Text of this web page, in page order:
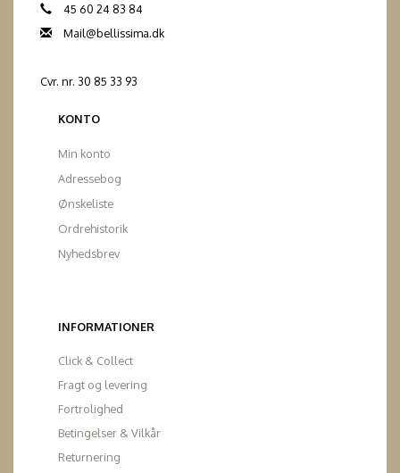
45 60 24 83 84
Mail@bellissima.dk
Cvr. nr. 30 85 33 93
KONTO
Min konto
Adressebog
Ønskeliste
Ordrehistorik
Nyhedsbrev
INFORMATIONER
Click & Collect
Fragt og levering
Fortrolighed
Betingelser & Vilkår
Returnering